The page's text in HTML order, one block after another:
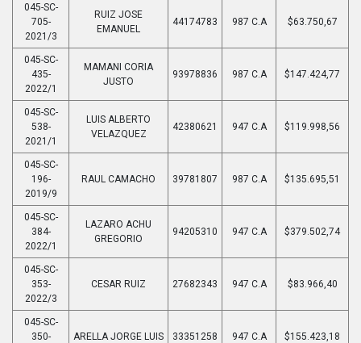
045-SC-
705-
2021/3
RUIZ JOSE
EMANUEL
44174783 987 C.A $63.750,67
045-SC-
435-
2022/1
MAMANI CORIA
JUSTO
93978836 987 C.A $147.424,77
045-SC-
538-
2021/1
LUIS ALBERTO
VELAZQUEZ
42380621 947 C.A $119.998,56
045-SC-
196-
2019/9
RAUL CAMACHO 39781807 987 C.A $135.695,51
045-SC-
384-
2022/1
LAZARO ACHU
GREGORIO
94205310 947 C.A $379.502,74
045-SC-
353-
2022/3
CESAR RUIZ 27682343 947 C.A $83.966,40
045-SC-
350-
ARELLA JORGE LUIS 33351258 947 C.A $155.423,18